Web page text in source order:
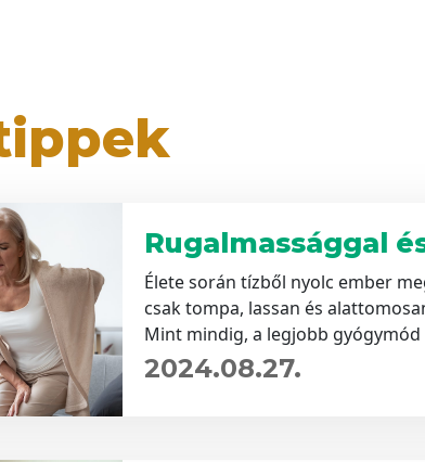
Rugalmassággal
Élete során tízből nyolc ember
csak tompa, lassan és
Mint mindig, a legjobb gyógymód
2024.08.27.